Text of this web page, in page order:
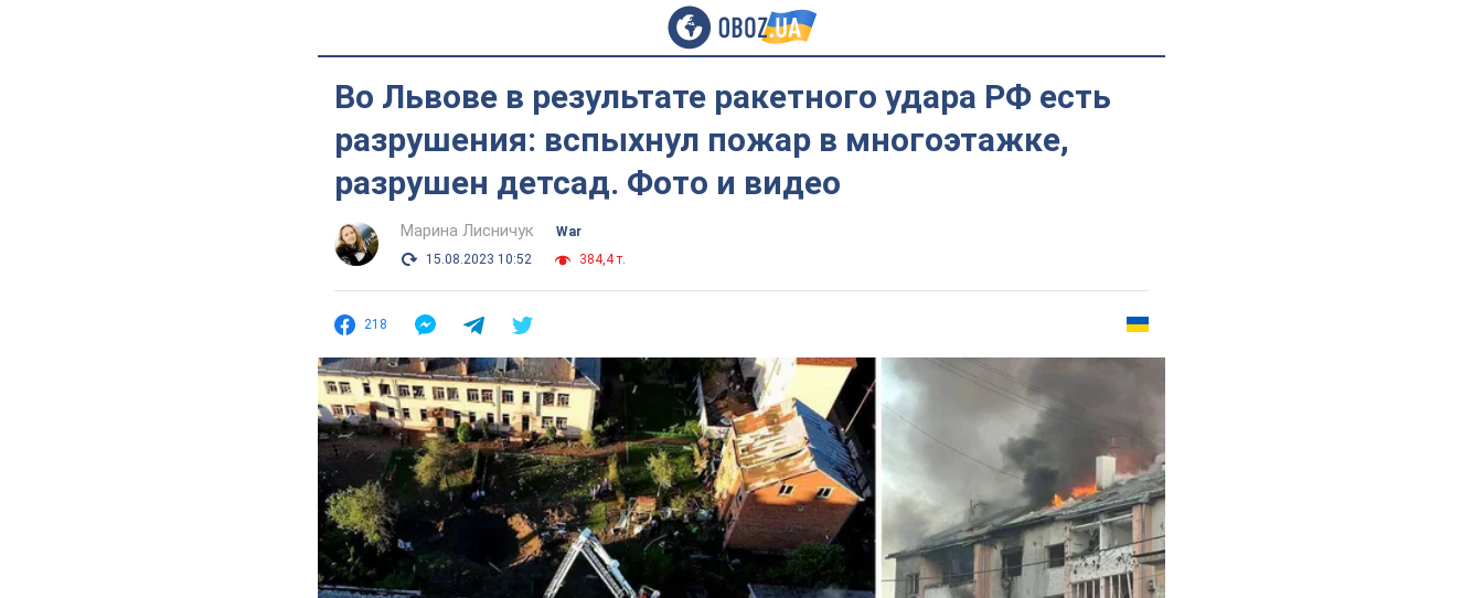
Во Львове в результате ракетного удара РФ есть
разрушения: вспыхнул пожар в многоэтажке,
разрушен детсад. Фото и видео
Марина Лисничук
War
15.08.2023 10:52
384,4 т.
218